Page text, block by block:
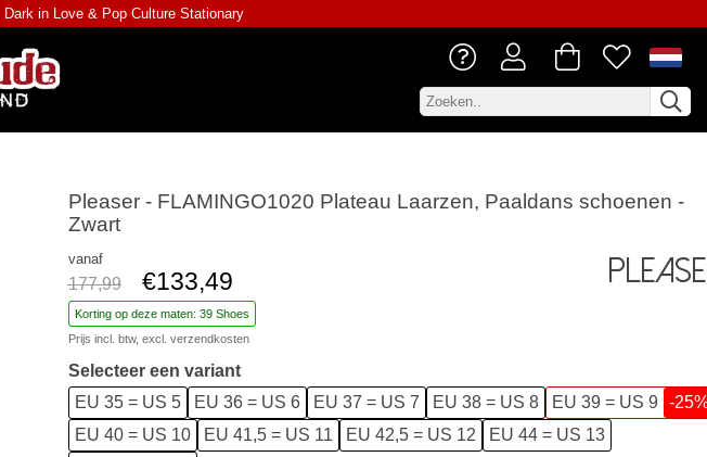
Dark in Love & Pop Culture Stationary
Pleaser - FLAMINGO1020 Plateau Laarzen, Paaldans schoenen -
Zwart
vanaf
177,99 €133,49
Korting op deze maten: 39 Shoes
Prijs incl. btw, excl. verzendkosten
Selecteer een variant
EU 35 = US 5
EU 36 = US 6 EU 37 = US 7 EU 38 = US 8 EU 39 = US 9
-
EU 40 = US 10
EU 41,5 = US 11 EU 42,5 = US 12
EU 44 = US 13